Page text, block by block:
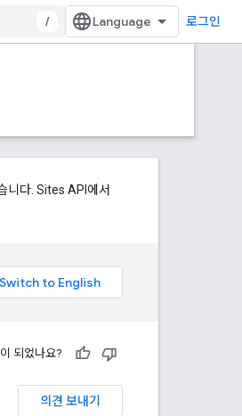
/ 로그인
니다. Sites API에서
되었나요?
의견 보내기